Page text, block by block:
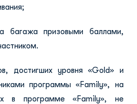
багажа призовыми баллами,
достигших уровня «Gold» и
программы «Family», на
в программе «Family», не